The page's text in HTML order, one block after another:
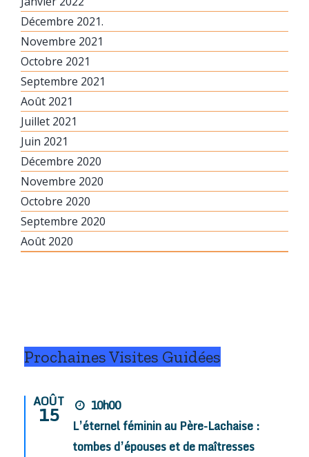
Décembre 2021.
Novembre 2021
Octobre 2021
Septembre 2021
Août 2021
Juillet 2021
Juin 2021
Décembre 2020
Novembre 2020
Octobre 2020
Septembre 2020
Août 2020
Prochaines Visites Guidées
AOÛT
15
10h00
L’éternel féminin au Père-Lachaise :
tombes d’épouses et de maîtresses